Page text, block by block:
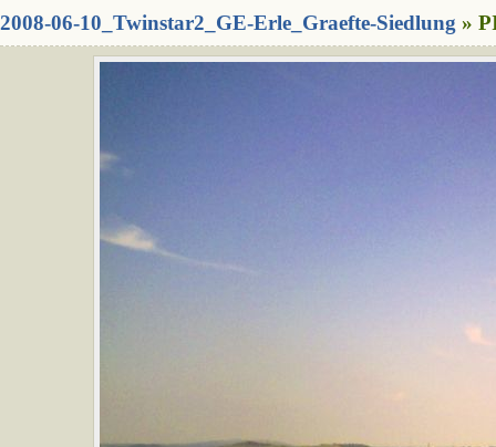
2008-06-10_Twinstar2_GE-Erle_Graefte-Siedlung »